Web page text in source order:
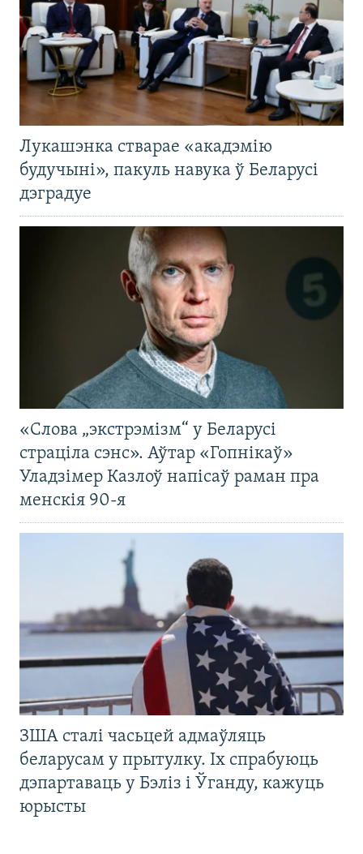
Лукашэнка стварае «акадэмію
будучыні», пакуль навука ў Беларусі
дэградуе
«Слова „экстрэмізм“ у Беларусі
страціла сэнс». Аўтар «Гопнікаў»
Уладзімер Казлоў напісаў раман пра
менскія 90-я
ЗША сталі часьцей адмаўляць
беларусам у прытулку. Іх спрабуюць
дэпартаваць у Бэліз і Ўганду, кажуць
юрысты